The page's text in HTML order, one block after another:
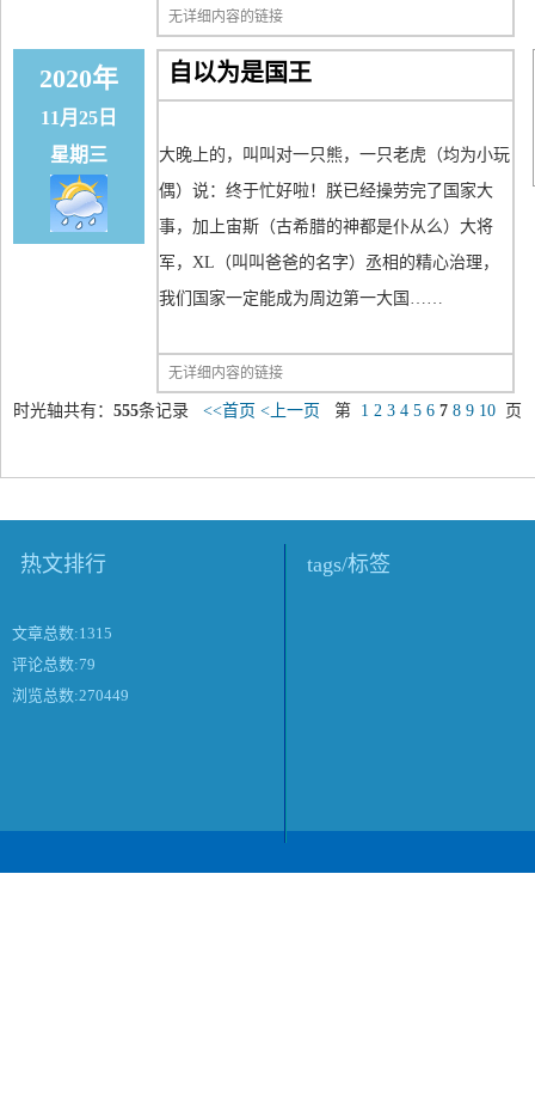
无详细内容的链接
2020年
11月25日
星期三
自以为是国王
大晚上的，叫叫对一只熊，一只老虎（均为小玩
偶）说：终于忙好啦！朕已经操劳完了国家大
事，加上宙斯（古希腊的神都是仆从么）大将
军，XL（叫叫爸爸的名字）丞相的精心治理，
我们国家一定能成为周边第一大国……
无详细内容的链接
时光轴共有： 555条记录 <<首页 <上一页 第 1 2 3 4 5 6 7 8 9 10
热文排行
文章总数:1315
评论总数:79
浏览总数:270449
tags/标签